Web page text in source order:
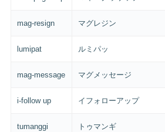
mag-resign マグレジン
lumipat ルミパッ
mag-message マグメッセージ
i-follow up イフォローアップ
tumanggi トゥマンギ